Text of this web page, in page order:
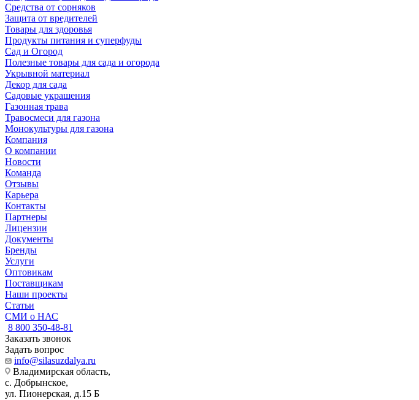
Средства от сорняков
Защита от вредителей
Товары для здоровья
Продукты питания и суперфуды
Сад и Огород
Полезные товары для сада и огорода
Укрывной материал
Декор для сада
Садовые украшения
Газонная трава
Травосмеси для газона
Монокультуры для газона
Компания
О компании
Новости
Команда
Отзывы
Карьера
Контакты
Партнеры
Лицензии
Документы
Бренды
Услуги
Оптовикам
Поставщикам
Наши проекты
Статьи
СМИ о НАС
8 800 350-48-81
Заказать звонок
Задать вопрос
info@silasuzdalya.ru
Владимирская область,
с. Добрынское,
ул. Пионерская, д.15 Б